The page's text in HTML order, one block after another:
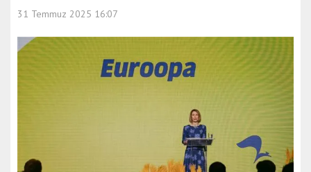
31 Temmuz 2025 16:07